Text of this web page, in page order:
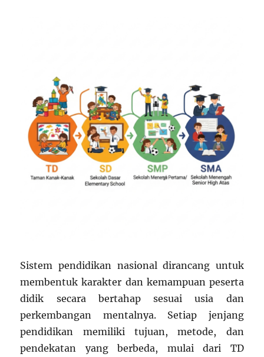
Sistem pendidikan nasional dirancang untuk
membentuk karakter dan kemampuan peserta
didik secara bertahap sesuai usia dan
perkembangan mentalnya. Setiap jenjang
pendidikan memiliki tujuan, metode, dan
pendekatan yang berbeda, mulai dari TD